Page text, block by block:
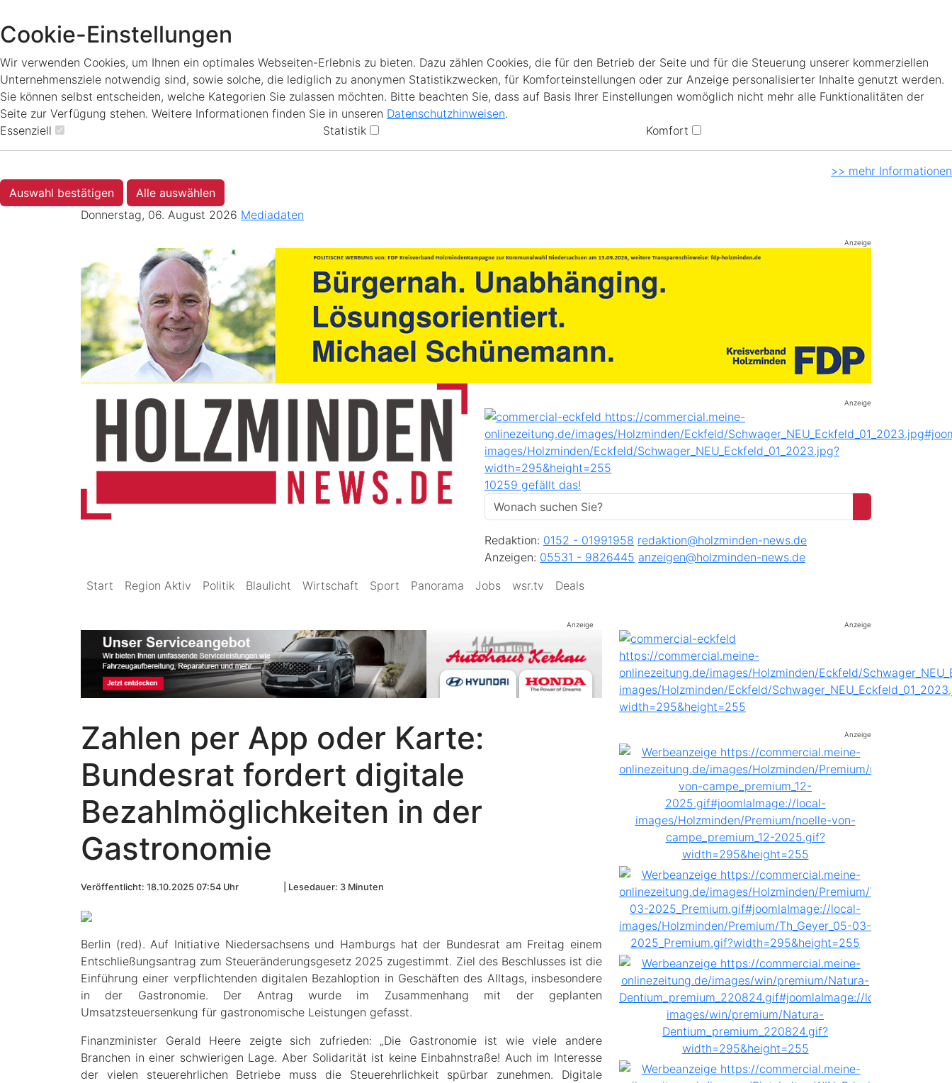
Cookie-Einstellungen
Wir verwenden Cookies, um Ihnen ein optimales Webseiten-Erlebnis zu bieten. Dazu zählen Cookies, die für den Betrieb der Seite und für die Steuerung unserer kommerziellen
Unternehmensziele notwendig sind, sowie solche, die lediglich zu anonymen Statistikzwecken, für Komforteinstellungen oder zur Anzeige personalisierter Inhalte genutzt werden.
Sie können selbst entscheiden, welche Kategorien Sie zulassen möchten. Bitte beachten Sie, dass auf Basis Ihrer Einstellungen womöglich nicht mehr alle Funktionalitäten der
Seite zur Verfügung stehen. Weitere Informationen finden Sie in unseren Datenschutzhinweisen.
Essenziell
Statistik Komfort
>> mehr Informationen
Auswahl bestätigen
Alle auswählen
Donnerstag, 06. August 2026 Mediadaten
Anzeige
Anzeige
10259 gefällt das!
Redaktion: 0152 - 01991958 redaktion@holzminden-news.de
Anzeigen: 05531 - 9826445 anzeigen@holzminden-news.de
Start
Region Aktiv Politik Blaulicht Wirtschaft Sport Panorama Jobs wsr.tv Deals
Anzeige
Zahlen per App oder Karte:
Bundesrat fordert digitale
Bezahlmöglichkeiten in der
Gastronomie
Veröffentlicht: 18.10.2025 07:54 Uhr Lesedauer: 3 Minuten
Berlin (red). Auf Initiative Niedersachsens und Hamburgs hat der Bundesrat am Freitag einem
Entschließungsantrag zum Steueränderungsgesetz 2025 zugestimmt. Ziel des Beschlusses ist die
Einführung einer verpflichtenden digitalen Bezahloption in Geschäften des Alltags, insbesondere
in der Gastronomie. Der Antrag wurde im Zusammenhang mit der geplanten
Umsatzsteuersenkung für gastronomische Leistungen gefasst.
Finanzminister Gerald Heere zeigte sich zufrieden: „Die Gastronomie ist wie viele andere
Branchen in einer schwierigen Lage. Aber Solidarität ist keine Einbahnstraße! Auch im Interesse
der vielen steuerehrlichen Betriebe muss die Steuerehrlichkeit spürbar zunehmen. Digitale
Anzeige
Anzeige